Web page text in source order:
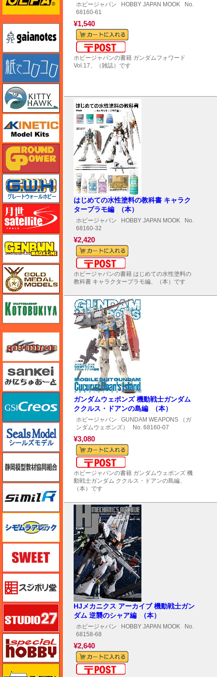
ホビージャパン HOBBY JAPAN MOOK No.
68160-61
¥1,540
ホビージャパンの書籍 ガンダムフォワード
Vol.17、（雑誌）です
はじめての水性塗料の教科書 キャラク
タープラモ編 （本）
ホビージャパン HOBBY JAPAN MOOK No.
68160-32
¥2,420
ホビージャパンの書籍 はじめての水性塗料の
教科書 キャラクタープラモ編、（本）です
ガンダムウェポンズ 機動戦士ガンダム
ククルス・ドアンの島編 （本）
ホビージャパン
GUNDAM WEAPONS （ガ
ンダムウェポンズ）
No. 68160-07
¥3,080
ホビージャパンの書籍 ガンダムウェポンズ 機
動戦士ガンダム ククルス・ドアンの島編、
（本）です
HJメカニクス アーカイブ 機動戦士ガン
ダム 逆襲のシャア編 （本）
ホビージャパン HOBBY JAPAN MOOK No.
68158-68
¥2,640
ガイアノーツ
紙でコロコロ
キネテック
ガリレオ出版 グランドパワー
グレートウォールホビー
月世 サテライトツールス
ゲンブンマガジン
ゴールドメダルモデルズ
コトブキヤ
サイバーホビー
さんけい みにちゅあーと
GSIクレオス
シールズモデル
静岡模型協同組合
シミラー（similR）
シモムラアレック
スイート（SWEET）
スジボリ堂
スタジオ27・タブデザイン
スペシャルホビー
ズベズダ（Zvezda）